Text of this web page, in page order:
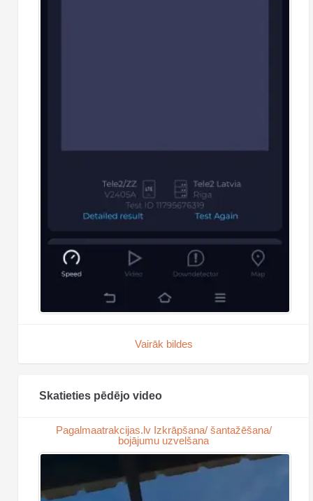
Vairāk bildes
Skatieties pēdējo video
Pagalmaatrakcijas.lv Izkrāpšana/ šantažēšana/
bojājumu uzvelšana